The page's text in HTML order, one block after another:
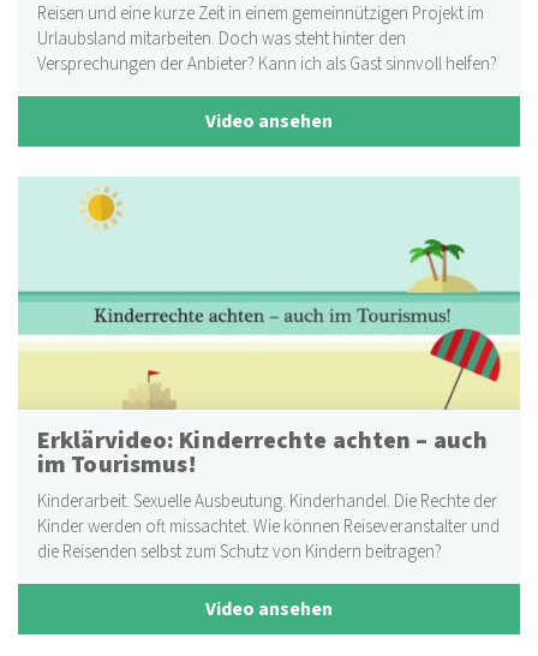
Reisen und eine kurze Zeit in einem gemeinnützigen Projekt im
Urlaubsland mitarbeiten. Doch was steht hinter den
Versprechungen der Anbieter? Kann ich als Gast sinnvoll helfen?
Video ansehen
Erklärvideo: Kinderrechte achten – auch
im Tourismus!
Kinderarbeit. Sexuelle Ausbeutung. Kinderhandel. Die Rechte der
Kinder werden oft missachtet. Wie können Reiseveranstalter und
die Reisenden selbst zum Schutz von Kindern beitragen?
Video ansehen